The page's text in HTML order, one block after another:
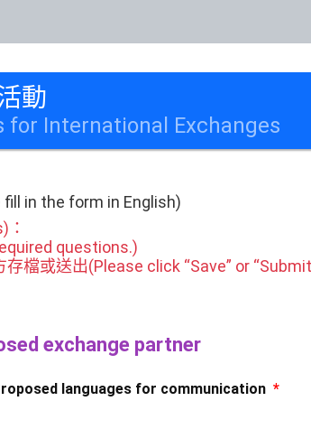
動
for International Exchanges
in the form in English)
questions.)
存檔或送出(Please click “Save” or
exchange partner
languages for communication *